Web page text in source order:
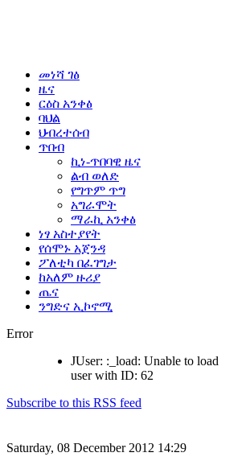
መነሻ ገፅ
ዜና
ርዕስ አንቀፅ
ባህል
ህብረተሰብ
ጥበብ
ኪነ-ጥበባዊ ዜና
ልብ ወለድ
የግጥም ጥግ
አግራሞት
ማራኪ አንቀፅ
ነፃ አስተያየት
የሰሞኑ አጀንዳ
ፖለቲካ በፈገግታ
ከአለም ዙሪያ
ጤና
ንግድና ኢኮኖሚ
Error
JUser: :_load: Unable to load
user with ID: 62
Subscribe to this RSS feed
Saturday, 08 December 2012 14:29